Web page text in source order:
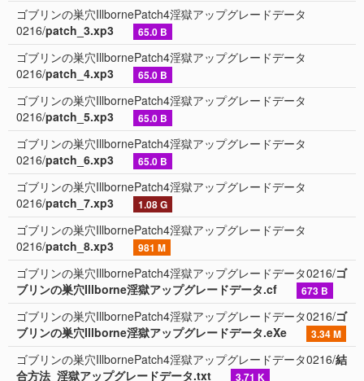
ゴブリンの巣穴IllbornePatch4淫獄アップグレードデータ
0216/patch_3.xp3 65.0 B
ゴブリンの巣穴IllbornePatch4淫獄アップグレードデータ
0216/patch_4.xp3 65.0 B
ゴブリンの巣穴IllbornePatch4淫獄アップグレードデータ
0216/patch_5.xp3 65.0 B
ゴブリンの巣穴IllbornePatch4淫獄アップグレードデータ
0216/patch_6.xp3 65.0 B
ゴブリンの巣穴IllbornePatch4淫獄アップグレードデータ
0216/patch_7.xp3 1.08 G
ゴブリンの巣穴IllbornePatch4淫獄アップグレードデータ
0216/patch_8.xp3 981 M
ゴブリンの巣穴IllbornePatch4淫獄アップグレードデータ0216/ゴ
ブリンの巣穴Illborne淫獄アップグレードデータ.cf
673 B
ゴブリンの巣穴IllbornePatch4淫獄アップグレードデータ0216/ゴ
ブリンの巣穴Illborne淫獄アップグレードデータ.eXe
3.34 M
ゴブリンの巣穴IllbornePatch4淫獄アップグレードデータ0216/結
合方法_淫獄アップグレードデータ.txt
3.71 K